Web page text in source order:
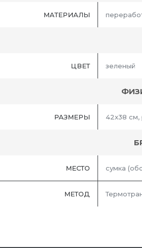
МАТЕРИАЛЫ
ЦВЕТ зеленый
РАЗМЕРЫ 42x38 см,
МЕСТО сумка
МЕТОД